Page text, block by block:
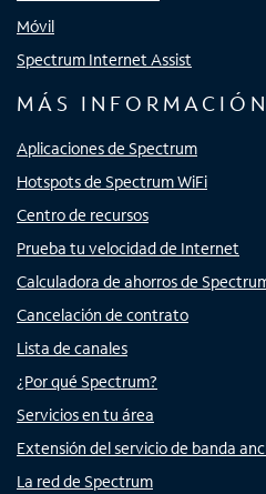
Móvil
Spectrum Internet Assist
MÁS INFORMACIÓN
Aplicaciones de Spectrum
Hotspots de Spectrum WiFi
Centro de recursos
Prueba tu velocidad de Internet
Calculadora de ahorros de
Cancelación de contrato
Lista de canales
¿Por qué Spectrum?
Servicios en tu área
Extensión del servicio de banda
La red de Spectrum